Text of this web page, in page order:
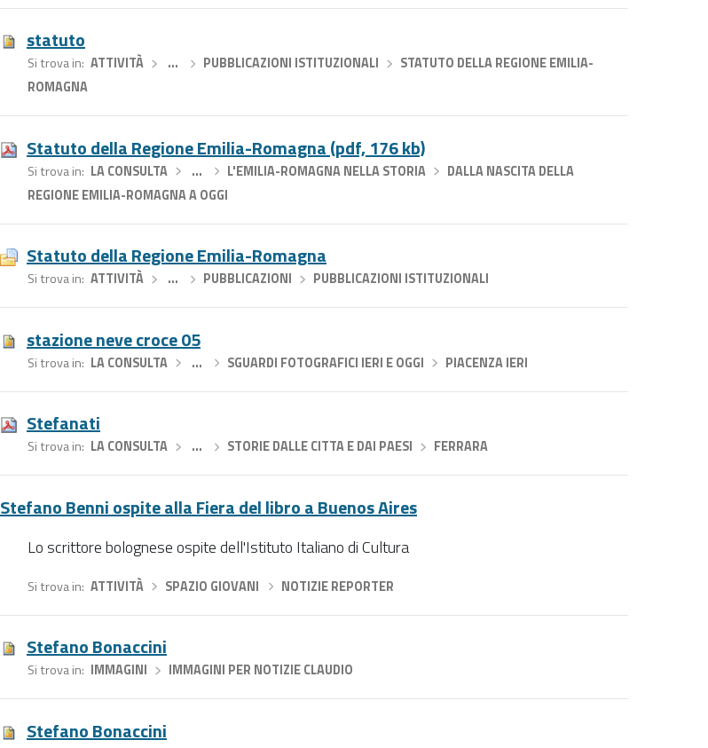
statuto
Si trova in ATTIVITÀ› … PUBBLICAZIONI ISTITUZIONALI
STATUTO DELLA REGIONE EMILIA-
ROMAGNA
Statuto della Regione Emilia-Romagna (pdf, 176 kb)
Si trova in LA CONSULTA› … L'EMILIA-ROMAGNA NELLA STORIA›
DALLA NASCITA DELLA
REGIONE EMILIA-ROMAGNA A OGGI
Statuto della Regione Emilia-Romagna
Si trova in ATTIVITÀ› … PUBBLICAZIONI PUBBLICAZIONI ISTITUZIONALI
stazione neve croce 05
Si trova in LA CONSULTA› … SGUARDI FOTOGRAFICI IERI E OGGI PIACENZA IERI
Stefanati
Si trova in LA CONSULTA› … STORIE DALLE CITTA E DAI PAESI FERRARA
Stefano Benni ospite alla Fiera del libro a Buenos Aires
Lo scrittore bolognese ospite dell'Istituto Italiano di Cultura
Si trova in ATTIVITÀ› SPAZIO GIOVANI NOTIZIE REPORTER
Stefano Bonaccini
Si trova in IMMAGINI IMMAGINI PER NOTIZIE CLAUDIO
Stefano Bonaccini